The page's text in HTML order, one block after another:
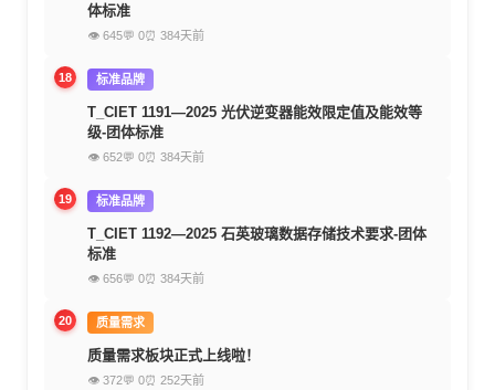
体标准
👁 645💬 0⏰ 384天前
18 标准品牌
T_CIET 1191—2025 光伏逆变器能效限定值及能效等
级-团体标准
👁 652💬 0⏰ 384天前
19 标准品牌
T_CIET 1192—2025 石英玻璃数据存储技术要求-团体
标准
👁 656💬 0⏰ 384天前
20 质量需求
质量需求板块正式上线啦！
👁 372💬 0⏰ 252天前